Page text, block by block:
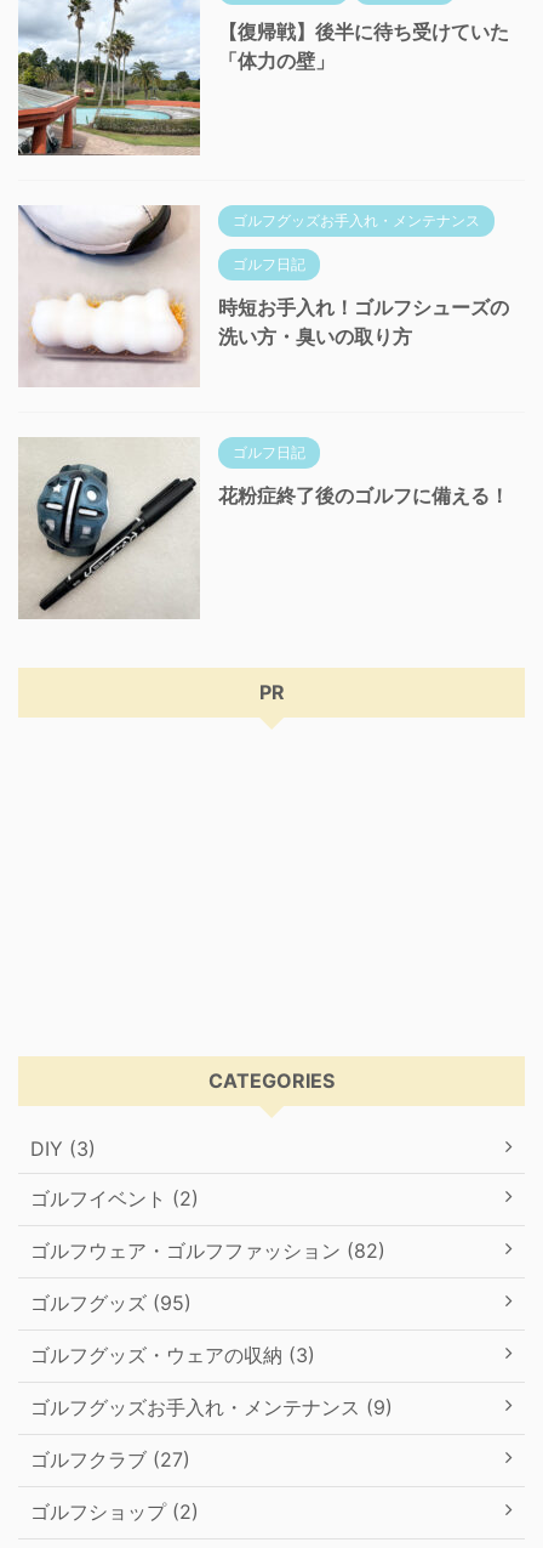
【復帰戦】後半に待ち受けていた
「体力の壁」
ゴルフグッズお手入れ・メンテナンス
ゴルフ日記
時短お手入れ！ゴルフシューズの
洗い方・臭いの取り方
ゴルフ日記
花粉症終了後のゴルフに備える！
PR
CATEGORIES
DIY (3)
ゴルフイベント (2)
ゴルフウェア・ゴルフファッション (82)
ゴルフグッズ (95)
ゴルフグッズ・ウェアの収納 (3)
ゴルフグッズお手入れ・メンテナンス (9)
ゴルフクラブ (27)
ゴルフショップ (2)